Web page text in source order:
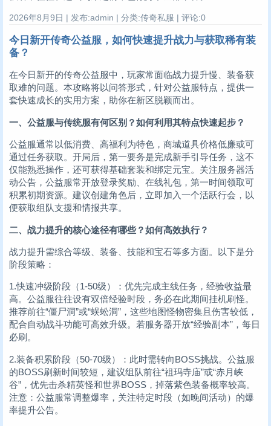
2026年8月9日 | 发布:admin | 分类:传奇私服 | 评论:0
今日新开传奇公益服，如何快速提升战力与获取稀有装
备？
在今日新开的传奇公益服中，玩家常面临战力提升慢、装备获
取难的问题。本攻略将以问答形式，针对公益服特点，提供一
套快速成长的实用方案，助你在新区脱颖而出。
一、公益服与传统服有何区别？如何利用其特点快速起步？
公益服通常以低消费、高福利为特色，商城道具价格低廉或可
通过任务获取。开局后，第一要务是完成新手引导任务，这不
仅能熟悉操作，还可获得基础套装和绑定元宝。关注服务器活
动公告，公益服常开放登录奖励、在线礼包，第一时间领取可
积累初期资源。建议创建角色后，立即加入一个活跃行会，以
便获取组队支援和情报共享。
二、战力提升的核心途径有哪些？如何高效执行？
战力提升需综合等级、装备、技能和宝石等多方面。以下是分
阶段策略：
1.快速冲级阶段（1-50级）：优先完成主线任务，经验收益最
高。公益服往往设有双倍经验时段，务必在此期间挂机刷怪。
推荐前往“僵尸洞”或“蜈蚣洞”，这些地图怪物密集且伤害较低，
配合自动战斗功能可高效升级。若服务器开放“经验副本”，每日
必刷。
2.装备积累阶段（50-70级）：此时需转向BOSS挑战。公益服
的BOSS刷新时间较短，建议组队前往“祖玛寺庙”或“赤月峡
谷”，优先击杀精英怪和世界BOSS，掉落紫色装备概率较高。
注意：公益服常调整爆率，关注特定时段（如晚间活动）的爆
率提升公告。